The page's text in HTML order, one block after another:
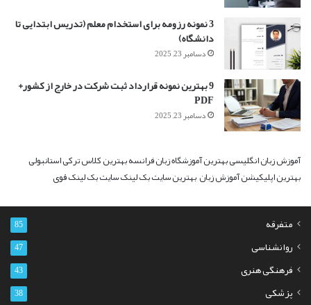
3 نمونه رزومه برای استخدام معلم (تدریس ابتدایی تا
دانشگاه)
دسامبر 23, 2025
9 بهترین نمونه قرارداد ثبت شرکت در خارج از کشور+
PDF
دسامبر 23, 2025
آموزش زبان انگلیسیبهترین آموزشگاه زبان فرانسهبهترین کلاس ترکی استانبولی
بهترین اپلیکیشن آموزش زبانبهترین سایت بک لینکسایت بک لینک قوی
متفرقه 85
روانشناسی 47
فرهنگی هنری 43
پزشکی 38